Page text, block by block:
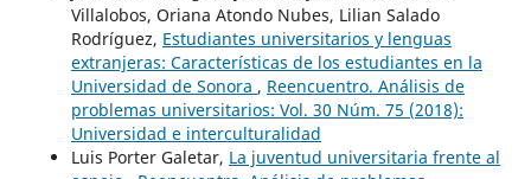
Villalobos, Oriana Atondo Nubes, Lilian Salado
Rodríguez, Estudiantes universitarios y lenguas
extranjeras: Características de los estudiantes en la
Universidad de Sonora , Reencuentro. Análisis de
problemas universitarios: Vol. 30 Núm. 75 (2018):
Universidad e interculturalidad
Luis Porter Galetar, La juventud universitaria frente al